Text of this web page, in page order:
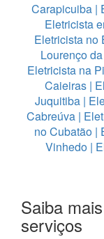
Carapicuiba |
Eletricista
Eletricista no
Lourenço
Eletricista na
Caieiras |
Juquitiba |
Cabreúva |
no Cubatão|
Vinhedo|
Saiba
serviços